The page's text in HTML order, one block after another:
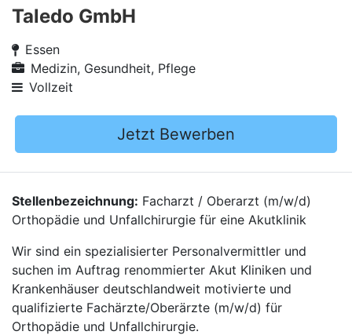
Taledo GmbH
Essen
Medizin, Gesundheit, Pflege
Vollzeit
Jetzt Bewerben
Stellenbezeichnung: Facharzt / Oberarzt (m/w/d)
Orthopädie und Unfallchirurgie für eine Akutklinik
Wir sind ein spezialisierter Personalvermittler und
suchen im Auftrag renommierter Akut Kliniken und
Krankenhäuser deutschlandweit motivierte und
qualifizierte Fachärzte/Oberärzte (m/w/d) für
Orthopädie und Unfallchirurgie.